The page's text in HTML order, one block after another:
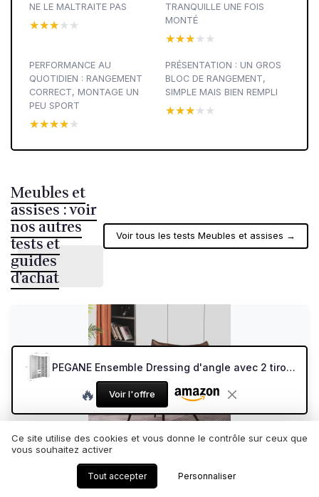
NE LE MALTRAITE PAS
★★★★★
★★★★★
TRANQUILLE UNE FOIS
MONTÉ
★★★★★
★★★★★
PERFORMANCE AU
QUOTIDIEN : RANGEMENT
CORRECT, MONTAGE UN
PEU SPORT
★★★★★
★★★★★
PRÉSENTATION : UN GROS
BLOC DE RANGEMENT,
SIMPLE MAIS BIEN REMPLI
★★★★★
★★★★★
Meubles et
assises : voir
nos autres
tests et
guides
d'achat
Voir tous les tests Meubles et assises →
M MCOMBO
MCombo 4779-1 Fauteuil de Relaxation
PEGANE Ensemble Dressing d'angle avec 2 tiroirs et Fond d'arrière réversible Coloris chêne Naturel, Blanc - Longueur 1825 x Profondeur 79 x Hauteur 205 cm
🔥 Voir l'offre
Ce site utilise des cookies et vous donne le contrôle sur ceux que
vous souhaitez activer
Tout accepter Personnaliser